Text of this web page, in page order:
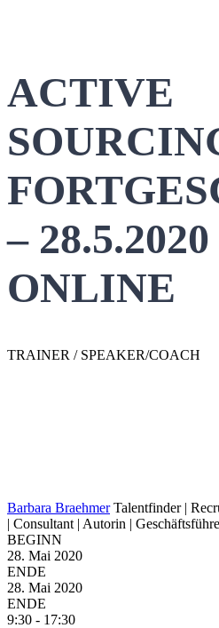
ACTIVE
– 28.5.2020
ONLINE
TRAINER / SPEAKER/COACH
Barbara Braehmer Talentfinder |
| Consultant | Autorin |
BEGINN
28. Mai 2020
ENDE
28. Mai 2020
ENDE
9:30 - 17:30